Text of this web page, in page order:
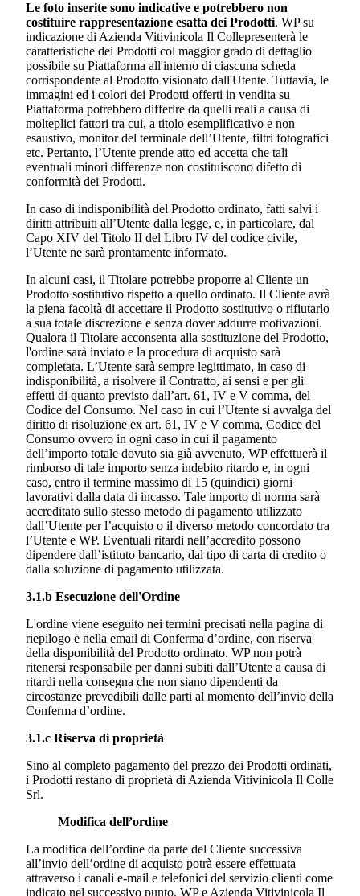
Le foto inserite sono indicative e potrebbero non
costituire rappresentazione esatta dei Prodotti. WP su
indicazione di Azienda Vitivinicola Il Collepresenterà le
caratteristiche dei Prodotti col maggior grado di dettaglio
possibile su Piattaforma all'interno di ciascuna scheda
corrispondente al Prodotto visionato dall'Utente. Tuttavia, le
immagini ed i colori dei Prodotti offerti in vendita su
Piattaforma potrebbero differire da quelli reali a causa di
molteplici fattori tra cui, a titolo esemplificativo e non
esaustivo, monitor del terminale dell’Utente, filtri fotografici
etc. Pertanto, l’Utente prende atto ed accetta che tali
eventuali minori differenze non costituiscono difetto di
conformità dei Prodotti.
In caso di indisponibilità del Prodotto ordinato, fatti salvi i
diritti attribuiti all’Utente dalla legge, e, in particolare, dal
Capo XIV del Titolo II del Libro IV del codice civile,
l’Utente ne sarà prontamente informato.
In alcuni casi, il Titolare potrebbe proporre al Cliente un
Prodotto sostitutivo rispetto a quello ordinato. Il Cliente avrà
la piena facoltà di accettare il Prodotto sostitutivo o rifiutarlo
a sua totale discrezione e senza dover addurre motivazioni.
Qualora il Titolare acconsenta alla sostituzione del Prodotto,
l'ordine sarà inviato e la procedura di acquisto sarà
completata. L’Utente sarà sempre legittimato, in caso di
indisponibilità, a risolvere il Contratto, ai sensi e per gli
effetti di quanto previsto dall’art. 61, IV e V comma, del
Codice del Consumo. Nel caso in cui l’Utente si avvalga del
diritto di risoluzione ex art. 61, IV e V comma, Codice del
Consumo ovvero in ogni caso in cui il pagamento
dell’importo totale dovuto sia già avvenuto, WP effettuerà il
rimborso di tale importo senza indebito ritardo e, in ogni
caso, entro il termine massimo di 15 (quindici) giorni
lavorativi dalla data di incasso. Tale importo di norma sarà
accreditato sullo stesso metodo di pagamento utilizzato
dall’Utente per l’acquisto o il diverso metodo concordato tra
l’Utente e WP. Eventuali ritardi nell’accredito possono
dipendere dall’istituto bancario, dal tipo di carta di credito o
dalla soluzione di pagamento utilizzata.
3.1.b Esecuzione dell'Ordine
L'ordine viene eseguito nei termini precisati nella pagina di
riepilogo e nella email di Conferma d’ordine, con riserva
della disponibilità del Prodotto ordinato. WP non potrà
ritenersi responsabile per danni subiti dall’Utente a causa di
ritardi nella consegna che non siano dipendenti da
circostanze prevedibili dalle parti al momento dell’invio della
Conferma d’ordine.
3.1.c Riserva di proprietà
Sino al completo pagamento del prezzo dei Prodotti ordinati,
i Prodotti restano di proprietà di Azienda Vitivinicola Il Colle
Srl.
Modifica dell’ordine
La modifica dell’ordine da parte del Cliente successiva
all’invio dell’ordine di acquisto potrà essere effettuata
attraverso i canali e-mail e telefonici del servizio clienti come
indicato nel successivo punto. WP e Azienda Vitivinicola Il